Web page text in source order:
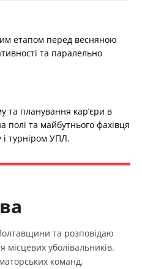
етапом перед весняною
та паралельно
та планування кар’єри в
та майбутнього фахівця
турніром УПЛ.
та розповідаю
місцевих уболівальників.
команд,